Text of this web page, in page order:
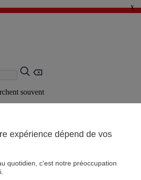
✨ LAST DAYS : Jusqu'à -60%* ✨
x
souvent
expérience dépend de vos
quotidien, c'est notre préoccupation